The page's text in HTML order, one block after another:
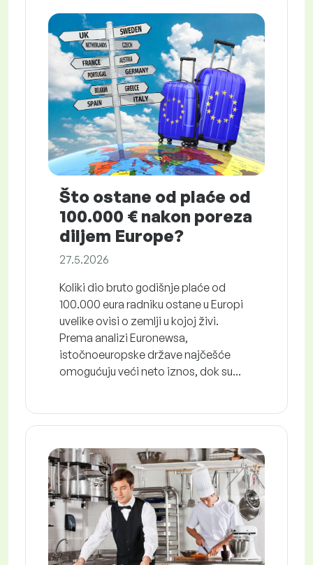
Što ostane od plaće od
100.000 € nakon poreza
diljem Europe?
27.5.2026
Koliki dio bruto godišnje plaće od
100.000 eura radniku ostane u Europi
uvelike ovisi o zemlji u kojoj živi.
Prema analizi Euronewsa,
istočnoeuropske države najčešće
omogućuju veći neto iznos, dok su...